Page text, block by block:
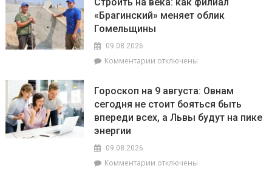
отключения
электроэнергии
Гомельщине
зафиксировано
появление
–
полыннолистной
«Брагинский» меняет облик
Гомельщины
09.08.2026
Комментарии к
на
века:
как
облик
отключены
Гороскоп на 9 августа: Овнам
сегодня не стоит бояться быть
впереди всех, а Львы будут на пике
энергии
09.08.2026
Комментарии котключены